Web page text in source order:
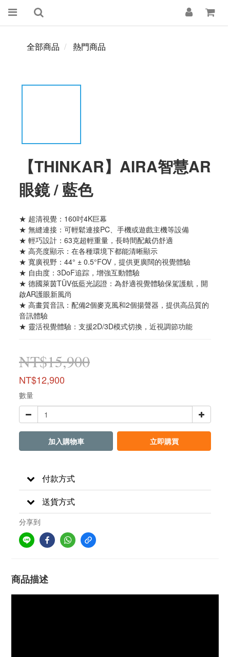
全部商品 熱門商品
【THINKAR】AIRA智慧AR
眼鏡 / 藍色
★ 超清視覺：160吋4K巨幕
★ 無縫連接：可輕鬆連接PC、手機或遊戲主機等設備
★ 輕巧設計：63克超輕重量，長時間配戴仍舒適
★ 高亮度顯示：在各種環境下都能清晰顯示
★ 寬廣視野：44° ± 0.5°FOV，提供更廣闊的視覺體驗
★ 自由度：3DoF追踪，增強互動體驗
★ 德國萊茵TÜV低藍光認證：為舒適視覺體驗保駕護航，開
啟AR護眼新風尚
★ 高畫質音訊：配備2個麥克風和2個揚聲器，提供高品質的
音訊體驗
★ 靈活視覺體驗：支援2D/3D模式切換，近視調節功能
NT$15,900
NT$12,900
數量
加入購物車 立即購買
付款方式
送貨方式
分享到
商品描述